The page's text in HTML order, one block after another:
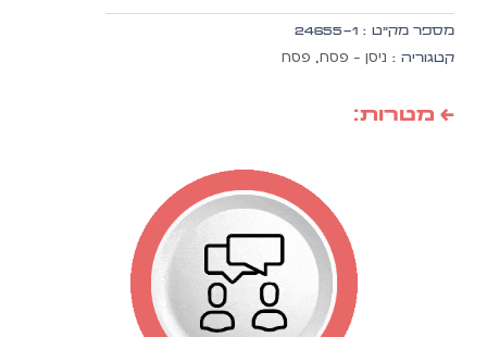
של
פסח
מספר מק״ט :24655-1
קטגוריה : ניסן - פסח,פסח
← מטרות: